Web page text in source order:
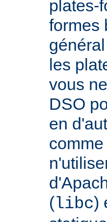
plates-
formes
les
vous
DSO
en
(libc)